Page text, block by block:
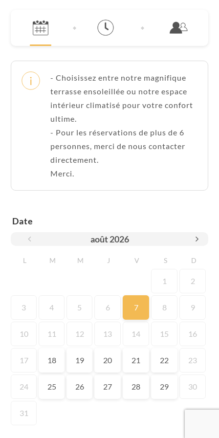
- Choisissez entre notre magnifique
terrasse ensoleillée ou notre espace
intérieur climatisé pour votre confort
ultime.
- Pour les réservations de plus de 6
personnes, merci de nous contacter
directement.
Merci.
Date
août 2026
L M M J V S D
1 2
3 4 5 6 7 8 9
10 11 12 13 14 15 16
17 18 19 20 21 22 23
24 25 26 27 28 29 30
31